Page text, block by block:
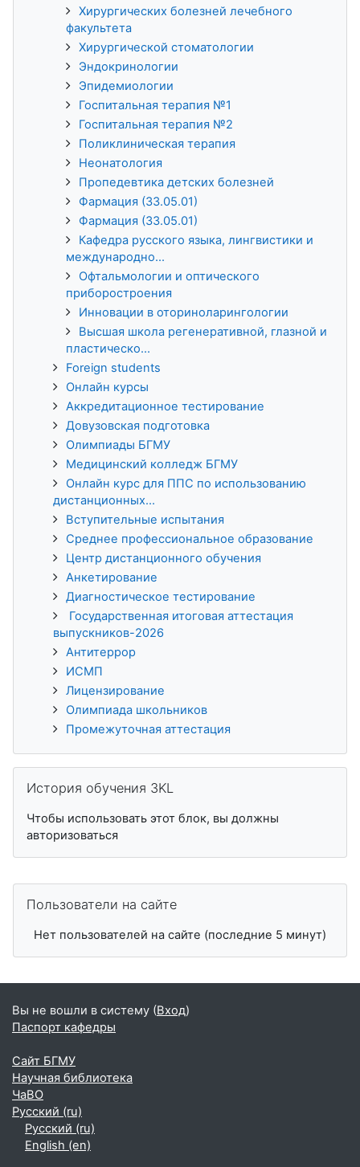
Хирургических болезней лечебного
факультета
Хирургической стоматологии
Эндокринологии
Эпидемиологии
Госпитальная терапия №1
Госпитальная терапия №2
Поликлиническая терапия
Неонатология
Пропедевтика детских болезней
Фармация (33.05.01)
Фармация (33.05.01)
Кафедра русского языка, лингвистики и
международно...
Офтальмологии и оптического
приборостроения
Инновации в оториноларингологии
Высшая школа регенеративной, глазной и
пластическо...
Foreign students
Онлайн курсы
Аккредитационное тестирование
Довузовская подготовка
Олимпиады БГМУ
Медицинский колледж БГМУ
Онлайн курс для ППС по использованию
дистанционных...
Вступительные испытания
Среднее профессиональное образование
Центр дистанционного обучения
Анкетирование
Диагностическое тестирование
Государственная итоговая аттестация
выпускников-2026
Антитеррор
ИСМП
Лицензирование
Олимпиада школьников
Промежуточная аттестация
История обучения 3KL
Чтобы использовать этот блок, вы должны
авторизоваться
Пользователи на сайте
Нет пользователей на сайте (последние 5 минут)
Вы не вошли в систему (Вход)
Паспорт кафедры
Сайт БГМУ
Научная библиотека
ЧаВО
Русский ‎(ru)‎
Русский ‎(ru)‎
English ‎(en)‎